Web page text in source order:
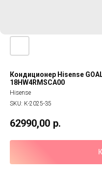
Кондиционер Hisense
18HW4RMSCA00
Hisense
SKU: К-2025-35
62990,00 р.